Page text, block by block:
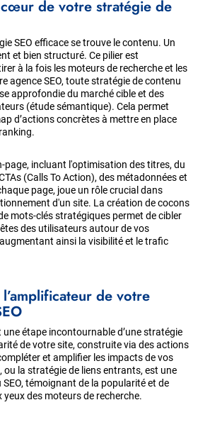
de votre stratégie de
SEO efficace se trouve le contenu. Un
et bien structuré. Ce pilier est
à la fois les moteurs de recherche et les
agence SEO, toute stratégie de contenu
approfondie du marché cible et des
(étude sémantique). Cela permet
d’actions concrètes à mettre en place
page, incluant l'optimisation des titres, du
(Calls To Action), des métadonnées et
page, joue un rôle crucial dans
d'un site. La création de cocons
mots-clés stratégiques permet de cibler
des utilisateurs autour de vos
ainsi la visibilité et le trafic
de votre
une étape incontournable d’une stratégie
de votre site, construite via des actions
et amplifier les impacts de vos
la stratégie de liens entrants, est une
témoignant de la popularité et de
yeux des moteurs de recherche.